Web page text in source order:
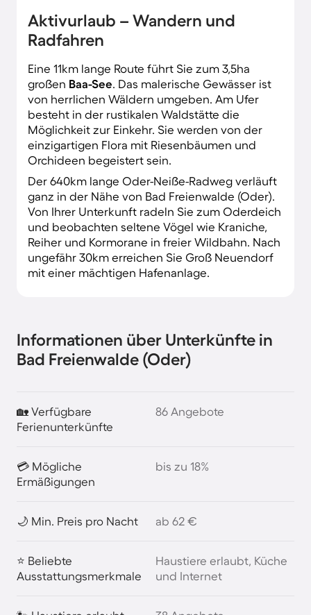
Aktivurlaub – Wandern und
Radfahren
Eine 11km lange Route führt Sie zum 3,5ha
großen Baa-See. Das malerische Gewässer ist
von herrlichen Wäldern umgeben. Am Ufer
besteht in der rustikalen Waldstätte die
Möglichkeit zur Einkehr. Sie werden von der
einzigartigen Flora mit Riesenbäumen und
Orchideen begeistert sein.
Der 640km lange Oder-Neiße-Radweg verläuft
ganz in der Nähe von Bad Freienwalde (Oder).
Von Ihrer Unterkunft radeln Sie zum Oderdeich
und beobachten seltene Vögel wie Kraniche,
Reiher und Kormorane in freier Wildbahn. Nach
ungefähr 30km erreichen Sie Groß Neuendorf
mit einer mächtigen Hafenanlage.
Informationen über Unterkünfte in
Bad Freienwalde (Oder)
🏡 Verfügbare
Ferienunterkünfte
86 Angebote
💳 Mögliche
Ermäßigungen
bis zu 18%
🌙 Min. Preis pro Nacht ab 62 €
⭐ Beliebte
Ausstattungsmerkmale
Haustiere erlaubt, Küche
und Internet